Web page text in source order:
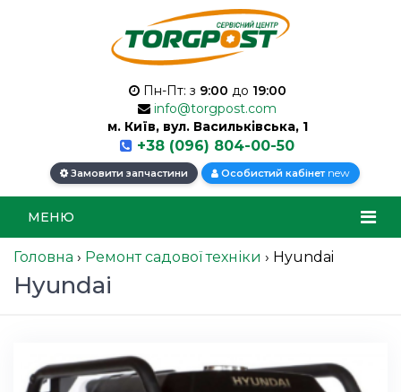
Пн-Пт: з 9:00 до 19:00
info@torgpost.com
м. Київ, вул. Васильківська, 1
+38 (096) 804-00-50
Замовити запчастини Особистий кабінет new
МЕНЮ
Головна › Ремонт садової техніки › Hyundai
Hyundai